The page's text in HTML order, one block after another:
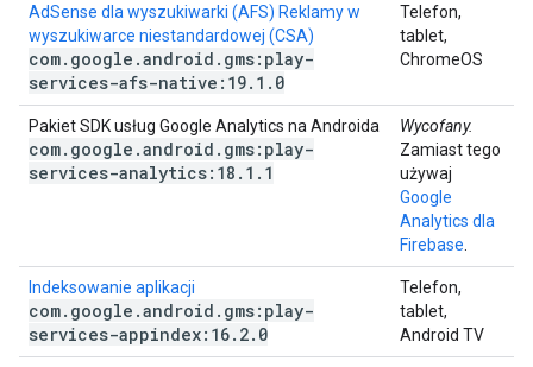
AdSense dla wyszukiwarki (AFS) Reklamy w
wyszukiwarce niestandardowej (CSA)
com. google .android . gms:play-
services-afs-native:19. 1 . 0
Telefon,
tablet,
ChromeOS
Pakiet SDK usług Google Analytics na Androida
com. google .android . gms:play-
services-analytics:18 . 1 . 1
Wycofany.
Zamiast tego
używaj
Google
Analytics dla
Firebase
Indeksowanie aplikacji
com. google .android . gms:play-
services-appindex:16. 2. 0
Telefon,
tablet,
Android TV